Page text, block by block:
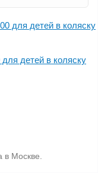
детей в коляску
Москве.